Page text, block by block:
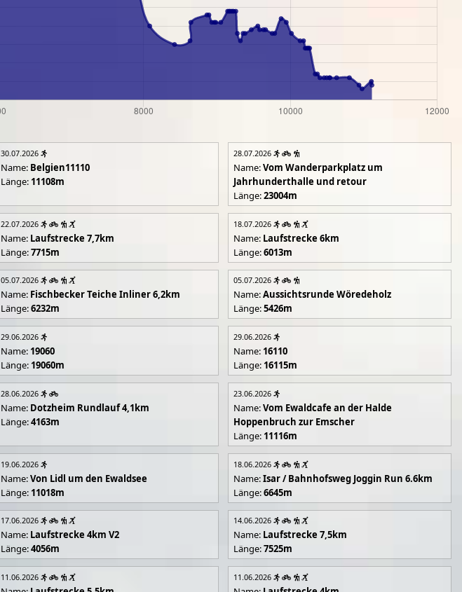
30.07.2026
Name: Belgien11110
Länge: 11108m
28.07.2026
Name:Vom Wanderparkplatz um
Jahrhunderthalle und retour
Länge:23004m
22.07.2026
Name: Laufstrecke 7,7km
Länge:7715m
18.07.2026
Name: Laufstrecke 6km
Länge:6013m
05.07.2026
Name: Fischbecker Teiche Inliner 6,2km
Länge:6232m
05.07.2026
Name:Aussichtsrunde Wöredeholz
Länge:5426m
29.06.2026
Name: 19060
Länge: 19060m
29.06.2026
Name: 16110
Länge: 16115m
28.06.2026
Name: Dotzheim Rundlauf 4,1km
Länge:4163m
23.06.2026
Name:Vom Ewaldcafe an der Halde
Hoppenbruch zur Emscher
Länge: 11116m
19.06.2026
Name:Von Lidl um den Ewaldsee
Länge: 11018m
18.06.2026
Name:Isar / Bahnhofsweg Joggin Run 6.6km
Länge:6645m
17.06.2026
Name: Laufstrecke 4km V2
Länge:4056m
14.06.2026
Name: Laufstrecke 7,5km
Länge:7525m
11.06.2026 11.06.2026